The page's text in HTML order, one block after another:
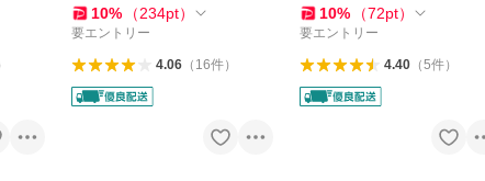
ド収
れ スタンド 落下防止リング
付き 多機能ケース
10% （234pt）
要エントリー
4.06（ 16件）
xel3 3XL Pixel3a Pixel 3aXL
防滴 防汚
10% （72pt）
要エントリー
4.40（5件）